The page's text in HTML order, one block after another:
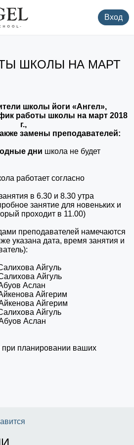
Вход
ШКОЛЫ НА МАРТ
школы йоги «Ангел»,
работы школы на март 2018
г.,
замены преподавателей:
дни школа не будет
работает согласно
в 6.30 и 8.30 утра
занятие для новеньких и
проходит в 11.00)
преподавателей намечаются
указана дата, время занятия и
Айгуль
Айгуль
Аслан
Айгерим
Айгерим
Айгуль
Аслан
при планировании ваших